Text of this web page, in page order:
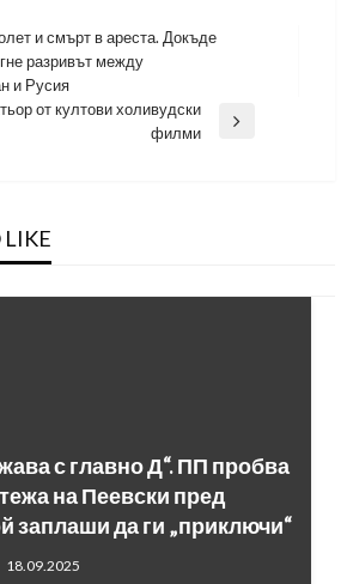
и смърт в ареста. Докъде
разривът между
и Русия
от култови холивудски
филми
LIKE
с главно Д“. ПП пробва
на Пеевски пред
заплаши да ги „приключи“
18.09.2025